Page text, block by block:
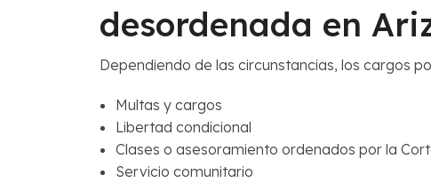
desordenada en
Dependiendo de las circunstancias, los cargos
Multas y cargos
Libertad condicional
Clases o asesoramiento ordenados por la
Servicio comunitario